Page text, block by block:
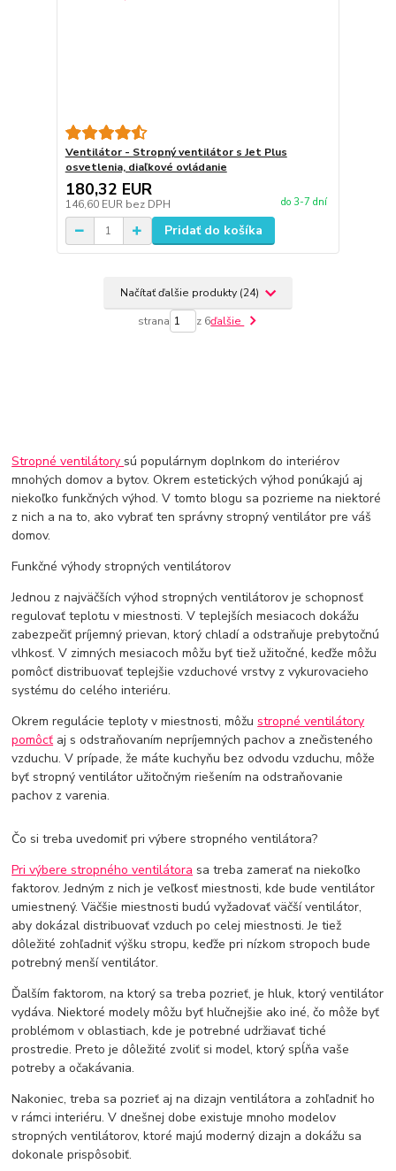
Ventilátor - Stropný ventilátor s Jet Plus
osvetlenia, diaľkové ovládanie
180,32 EUR
146,60 EUR bez DPH do 3-7 dní
Pridať do košíka
Načítať ďalšie produkty (24)
strana z 6ďalšie
Stropné ventilátory sú populárnym doplnkom do interiérov
mnohých domov a bytov. Okrem estetických výhod ponúkajú aj
niekoľko funkčných výhod. V tomto blogu sa pozrieme na niektoré
z nich a na to, ako vybrať ten správny stropný ventilátor pre váš
domov.
Funkčné výhody stropných ventilátorov
Jednou z najväčších výhod stropných ventilátorov je schopnosť
regulovať teplotu v miestnosti. V teplejších mesiacoch dokážu
zabezpečiť príjemný prievan, ktorý chladí a odstraňuje prebytočnú
vlhkosť. V zimných mesiacoch môžu byť tiež užitočné, keďže môžu
pomôcť distribuovať teplejšie vzduchové vrstvy z vykurovacieho
systému do celého interiéru.
Okrem regulácie teploty v miestnosti, môžustropné ventilátory
pomôcť aj s odstraňovaním nepríjemných pachov a znečisteného
vzduchu. V prípade, že máte kuchyňu bez odvodu vzduchu, môže
byť stropný ventilátor užitočným riešením na odstraňovanie
pachov z varenia.
Čo si treba uvedomiť pri výbere stropného ventilátora?
Pri výbere stropného ventilátora sa treba zamerať na niekoľko
faktorov. Jedným z nich je veľkosť miestnosti, kde bude ventilátor
umiestnený. Väčšie miestnosti budú vyžadovať väčší ventilátor,
aby dokázal distribuovať vzduch po celej miestnosti. Je tiež
dôležité zohľadniť výšku stropu, keďže pri nízkom stropoch bude
potrebný menší ventilátor.
Ďalším faktorom, na ktorý sa treba pozrieť, je hluk, ktorý ventilátor
vydáva. Niektoré modely môžu byť hlučnejšie ako iné, čo môže byť
problémom v oblastiach, kde je potrebné udržiavať tiché
prostredie. Preto je dôležité zvoliť si model, ktorý spĺňa vaše
potreby a očakávania.
Nakoniec, treba sa pozrieť aj na dizajn ventilátora a zohľadniť ho
v rámci interiéru. V dnešnej dobe existuje mnoho modelov
stropných ventilátorov, ktoré majú moderný dizajn a dokážu sa
dokonale prispôsobiť.